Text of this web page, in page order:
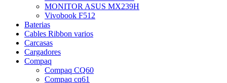
MONITOR ASUS MX239H
Vivobook F512
Baterias
Cables Ribbon varios
Carcasas
Cargadores
Compaq
Compaq CQ60
Compaq cq61